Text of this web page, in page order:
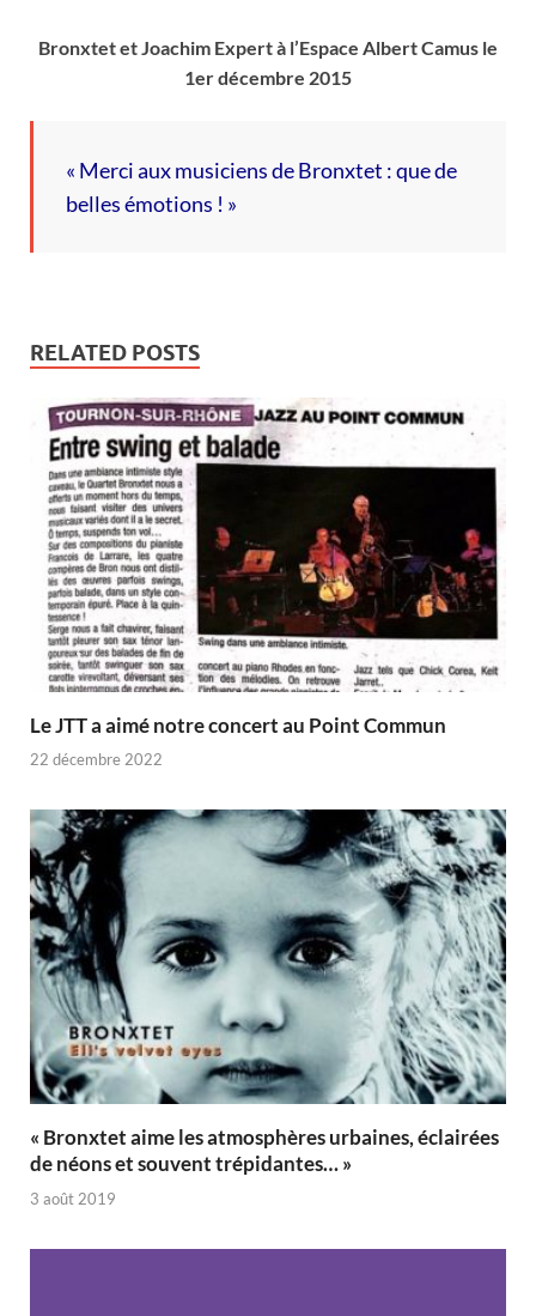
Bronxtet et Joachim Expert à l’Espace Albert Camus le
1er décembre 2015
« Merci aux musiciens de Bronxtet : que de
belles émotions ! »
RELATED POSTS
Le JTT a aimé notre concert au Point Commun
22 décembre 2022
« Bronxtet aime les atmosphères urbaines, éclairées
de néons et souvent trépidantes… »
3 août 2019